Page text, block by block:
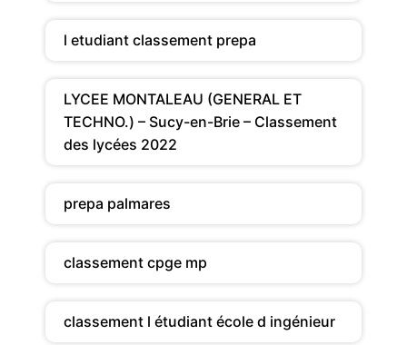
l etudiant classement prepa
LYCEE MONTALEAU (GENERAL ET
TECHNO.) – Sucy-en-Brie – Classement
des lycées 2022
prepa palmares
classement cpge mp
classement l étudiant école d ingénieur